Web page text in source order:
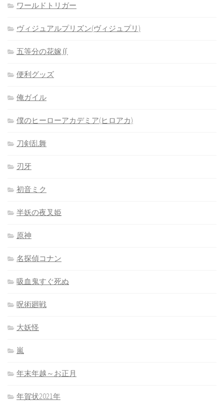
ワールドトリガー
ヴィジュアルプリズン(ヴィジュプリ)
五等分の花嫁∬
便利グッズ
俺ガイル
僕のヒーローアカデミア(ヒロアカ)
刀剣乱舞
刃牙
初音ミク
半妖の夜叉姫
原神
名探偵コナン
吸血鬼すぐ死ぬ
呪術廻戦
大妖怪
嵐
年末年越～お正月
年賀状2021年